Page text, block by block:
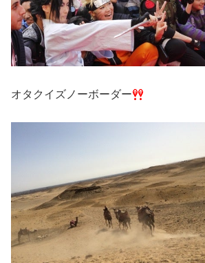
オタクイズノーボーダー